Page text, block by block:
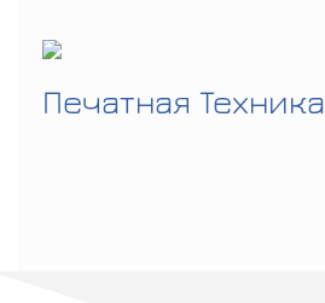
Печатная Техника